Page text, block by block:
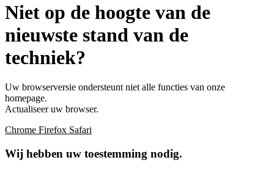
Niet op de hoogte van de
nieuwste stand van de
techniek?
Uw browserversie ondersteunt niet alle functies van onze
homepage.
Actualiseer uw browser.
Chrome Firefox Safari
Wij hebben uw toestemming nodig.